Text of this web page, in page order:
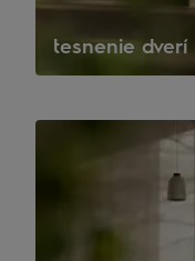
tesnenie dverí